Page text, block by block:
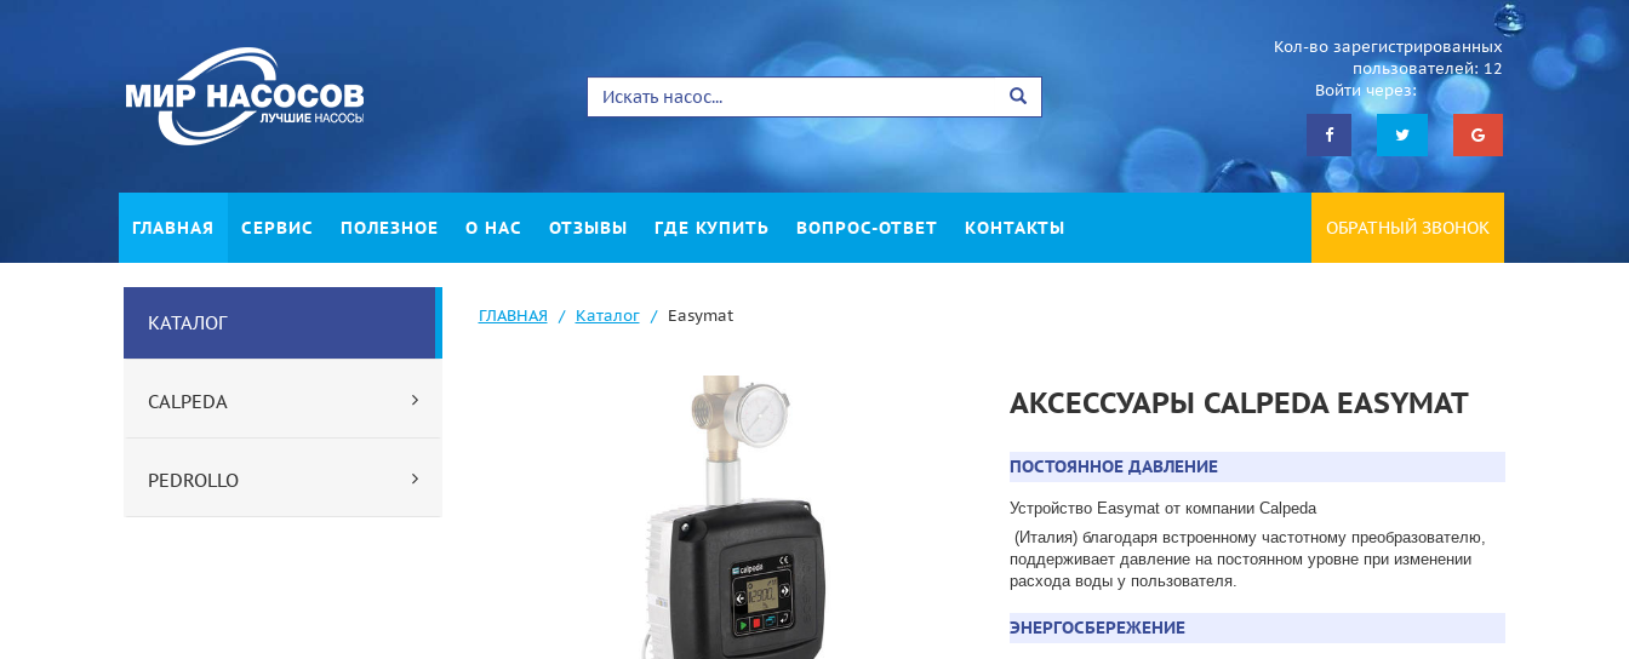
Кол-во зарегистрированных
пользователей: 12
Войти через:
ГЛАВНАЯ СЕРВИС ПОЛЕЗНОЕ О НАС ОТЗЫВЫ ГДЕ КУПИТЬ ВОПРОС-ОТВЕТ КОНТАКТЫ ОБРАТНЫЙ ЗВОНОК
КАТАЛОГ
CALPEDA
PEDROLLO
ГЛАВНАЯ Каталог Easymat
АКСЕССУАРЫ CALPEDA EASYMAT
ПОСТОЯННОЕ ДАВЛЕНИЕ
Устройство Easymat от компании Calpeda
(Италия) благодаря встроенному частотному преобразователю,
поддерживает давление на постоянном уровне при изменении
расхода воды у пользователя.
ЭНЕРГОСБЕРЕЖЕНИЕ